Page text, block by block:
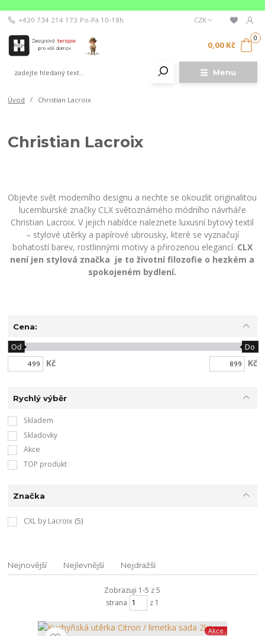
Menu
CZK
+420 734 214 173 Po-Pá 10-18h
0
0,00 Kč
Úvod Christian Lacroix
Christian Lacroix
Objevte svět moderního designu a nechte se okouzlit originalitou
lucemburské značky CLX světoznámého módního návrháře
Christian Lacroix. V jejich nabídce naleznete luxusní bytový textil
– stylové utěrky a papírové ubrousky, které se vyznačují
bohatostí barev, rostlinnými motivy a přirozenou elegancí. CLX
není jen stylová značka je to životní filozofie o hezkém a
spokojeném bydlení.
Cena:
Kč
Od Do
Kč
Rychlý výběr
Skladem
Skladovky
Akce
TOP produkt
Značka
CXL by Lacroix (5)
Nejnovější Nejlevnější Nejdražší
Zobrazuji 1-5 z 5
strana
z 1
Akce